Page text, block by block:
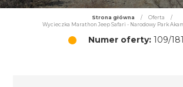
Strona główna / Oferta
/
Wycieczka Marathon Jeep Safari - Narodowy Park
Numer oferty: 109/